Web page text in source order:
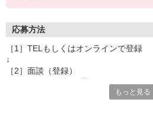
応募方法
［1］TELもしくはオンラインで登録
↓
［2］面談（登録）
もっと見る